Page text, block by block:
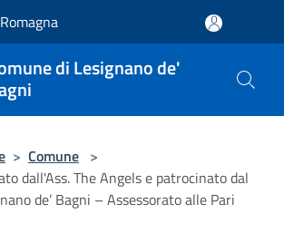
di Lesignano de'
> Comune >
dall'Ass. The Angels e patrocinato dal
de’ Bagni – Assessorato alle Pari